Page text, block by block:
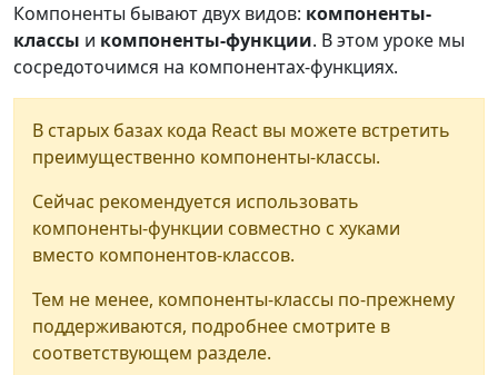
Компоненты бывают двух видов: компоненты-
классы и компоненты-функции. В этом уроке мы
сосредоточимся на компонентах-функциях.
В старых базах кода React вы можете встретить
преимущественно компоненты-классы.
Сейчас рекомендуется использовать
компоненты-функции совместно с хуками
вместо компонентов-классов.
Тем не менее, компоненты-классы по-прежнему
поддерживаются, подробнее смотрите в
соответствующем разделе.